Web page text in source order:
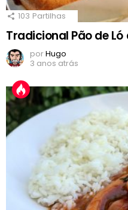
103 Partilhas
Tradicional Pão de
porHugo
3 anos atrás